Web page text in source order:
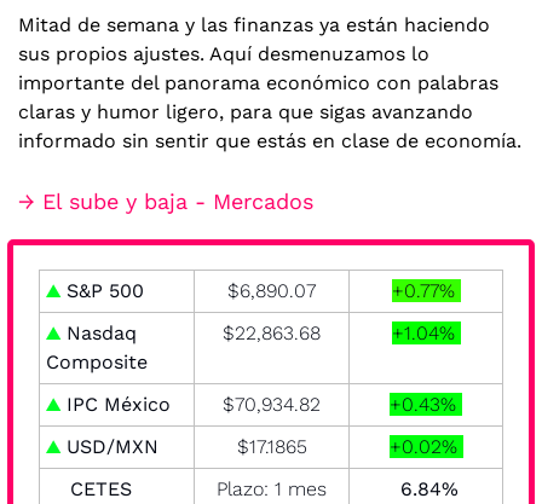
Mitad de semana y las finanzas ya están haciendo
sus propios ajustes. Aquí desmenuzamos lo
importante del panorama económico con palabras
claras y humor ligero, para que sigas avanzando
informado sin sentir que estás en clase de economía.
→ El sube y baja - Mercados
▲ S&P 500 $6,890.07
+0.77%
▲ Nasdaq
Composite
$22,863.68 +1.04%
▲ IPC México $70,934.82
+0.43%
▲ USD/MXN $17.1865
+0.02%
CETES
Plazo: 1 mes
  6.84%